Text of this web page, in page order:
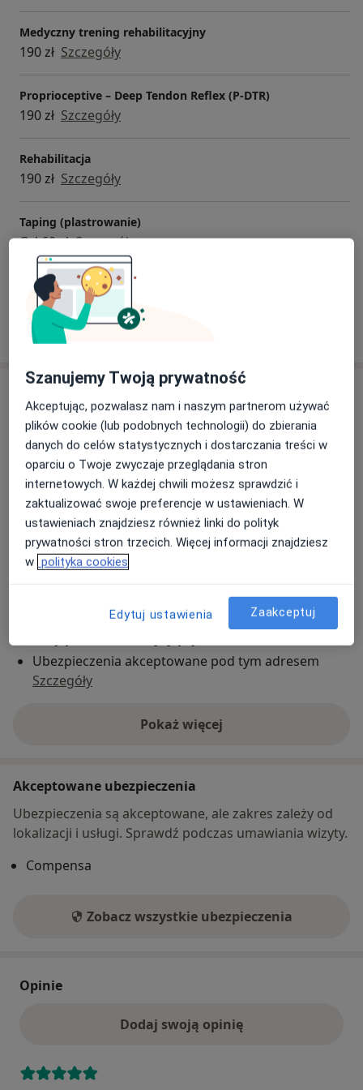
Medyczny trening rehabilitacyjny
190 zł Szczegóły
Proprioceptive – Deep Tendon Reflex (P-DTR)
190 zł Szczegóły
Rehabilitacja
190 zł Szczegóły
Taping (plastrowanie)
Od 60 zł Szczegóły
+ 2 usługi
W jaki sposób ustalane są ceny?
Warsztat Zdrowia Fizjoterapia
Aleje Piłsudskiego 104b,33-300Nowy Sącz
Powiększ mapęotwiera się w nowej karcie
Dostępność
W tym gabinecie nie można umawiać wizyt przez
internet
Ubezpieczenia akceptowane pod tym adresem
Szczegóły
Pokaż więcej
o adresie
Akceptowane ubezpieczenia
Ubezpieczenia są akceptowane, ale zakres zależy od
lokalizacji i usługi. Sprawdź podczas umawiania wizyty.
Compensa
Zobacz wszystkie ubezpieczenia
Opinie
Dodaj swoją opinię
Szanujemy Twoją prywatność
Akceptując, pozwalasz nam i naszym partnerom używać
plików cookie (lub podobnych technologii) do zbierania
danych do celów statystycznych i dostarczania treści w
oparciu o Twoje zwyczaje przeglądania stron
internetowych. W każdej chwili możesz sprawdzić i
zaktualizować swoje preferencje w ustawieniach. W
ustawieniach znajdziesz również linki do polityk
prywatności stron trzecich. Więcej informacji znajdziesz
w polityka cookies
Edytuj ustawienia Zaakceptuj